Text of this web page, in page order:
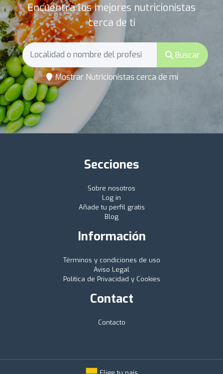
Encuentra los mejores nutricionistas
cerca de ti
Buscar
Mostrar Nutricionistas cerca de mí
Secciones
Sobre nosotros
Log in
Añade tu perfil gratis
Blog
Información
Términos y condiciones de uso
Aviso Legal
Política de Privacidad y Cookies
Contact
Contacto